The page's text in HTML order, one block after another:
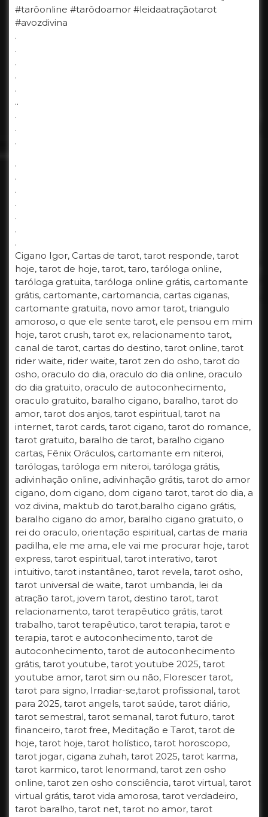
#tarôonline #tarôdoamor #leidaatraçãotarot
#avozdivina
.
.
.
.
.
..
.
.
.
.
.
.
.
.
.
.
Cigano Igor, Cartas de tarot, tarot responde, tarot
hoje, tarot de hoje, tarot, taro, taróloga online,
taróloga gratuita, taróloga online grátis, cartomante
grátis, cartomante, cartomancia, cartas ciganas,
cartomante gratuita, novo amor tarot, triangulo
amoroso, o que ele sente tarot, ele pensou em mim
hoje, tarot crush, tarot ex, relacionamento tarot,
canal de tarot, cartas do destino, tarot online, tarot
rider waite, rider waite, tarot zen do osho, tarot do
osho, oraculo do dia, oraculo do dia online, oraculo
do dia gratuito, oraculo de autoconhecimento,
oraculo gratuito, baralho cigano, baralho, tarot do
amor, tarot dos anjos, tarot espiritual, tarot na
internet, tarot cards, tarot cigano, tarot do romance,
tarot gratuito, baralho de tarot, baralho cigano
cartas, Fênix Oráculos, cartomante em niteroi,
tarólogas, taróloga em niteroi, taróloga grátis,
adivinhação online, adivinhação grátis, tarot do amor
cigano, dom cigano, dom cigano tarot, tarot do dia, a
voz divina, maktub do tarot,baralho cigano grátis,
baralho cigano do amor, baralho cigano gratuito, o
rei do oraculo, orientação espiritual, cartas de maria
padilha, ele me ama, ele vai me procurar hoje, tarot
express, tarot espiritual, tarot interativo, tarot
intuitivo, tarot instantâneo, tarot revela, tarot osho,
tarot universal de waite, tarot umbanda, lei da
atração tarot, jovem tarot, destino tarot, tarot
relacionamento, tarot terapêutico grátis, tarot
trabalho, tarot terapêutico, tarot terapia, tarot e
terapia, tarot e autoconhecimento, tarot de
autoconhecimento, tarot de autoconhecimento
grátis, tarot youtube, tarot youtube 2025, tarot
youtube amor, tarot sim ou não, Florescer tarot,
tarot para signo, Irradiar-se,tarot profissional, tarot
para 2025, tarot angels, tarot saúde, tarot diário,
tarot semestral, tarot semanal, tarot futuro, tarot
financeiro, tarot free, Meditação e Tarot, tarot de
hoje, tarot hoje, tarot holístico, tarot horoscopo,
tarot jogar, cigana zuhah, tarot 2025, tarot karma,
tarot karmico, tarot lenormand, tarot zen osho
online, tarot zen osho consciência, tarot virtual, tarot
virtual grátis, tarot vida amorosa, tarot verdadeiro,
tarot baralho, tarot net, tarot no amor, tarot